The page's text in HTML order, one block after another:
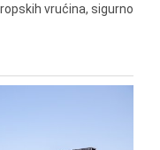
vrućina, sigurno